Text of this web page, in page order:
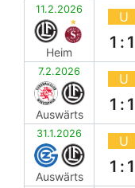
11.2.2026
Heim
U
1:1
7.2.2026
Auswärts
U
1:1
31.1.2026
Auswärts
U
1:1